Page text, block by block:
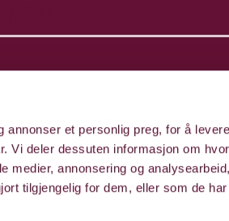
et personlig preg, for å
Vi deler dessuten informasjon om
medier, annonsering og
tilgjengelig for dem, eller som de